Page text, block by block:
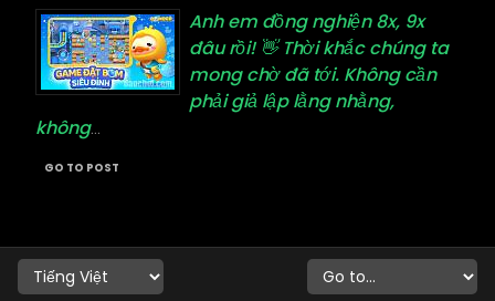
Anh em đồng nghiện 8x, 9x
đâu rồi! 👋 Thời khắc chúng ta
mong chờ đã tới. Không cần
phải giả lập lằng nhằng,
không...
GO TO POST